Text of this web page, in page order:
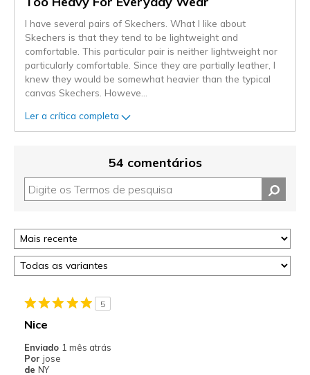
I have several pairs of Skechers. What I like about
Skechers is that they tend to be lightweight and
comfortable. This particular pair is neither lightweight nor
particularly comfortable. Since they are partially leather, I
knew they would be somewhat heavier than the typical
canvas Skechers. Howeve
Ler a crítica completa
54 comentários
5
Nice
Enviado 1 mês atrás
Por jose
de NY